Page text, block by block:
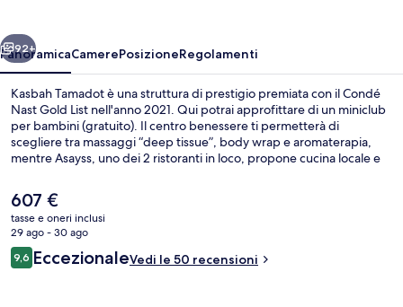
Avanti
92+
PanoramicaCamerePosizioneRegolamenti
Kasbah Tamadot è una struttura di prestigio premiata con il Condé
Nast Gold List nell'anno 2021. Qui potrai approfittare di un miniclub
per bambini (gratuito). Il centro benessere ti permetterà di
scegliere tra massaggi “deep tissue”, body wrap e aromaterapia,
mentre Asayss, uno dei 2 ristoranti in loco, propone cucina locale e
di forza di questo hotel di lusso sono 3 bar/lounge, una piscina
coperta e una piscina all'aperto.
Il
prezzo
attuale
è
607 €
607 €
tasse e oneri inclusi
29 ago - 30 ago
Recensioni
9,69,6 su 10
EccezionaleVedi le 50 recensioni